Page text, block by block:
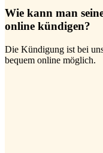
Wie kann man
online kündigen?
Die Kündigung ist bei
bequem online möglich.